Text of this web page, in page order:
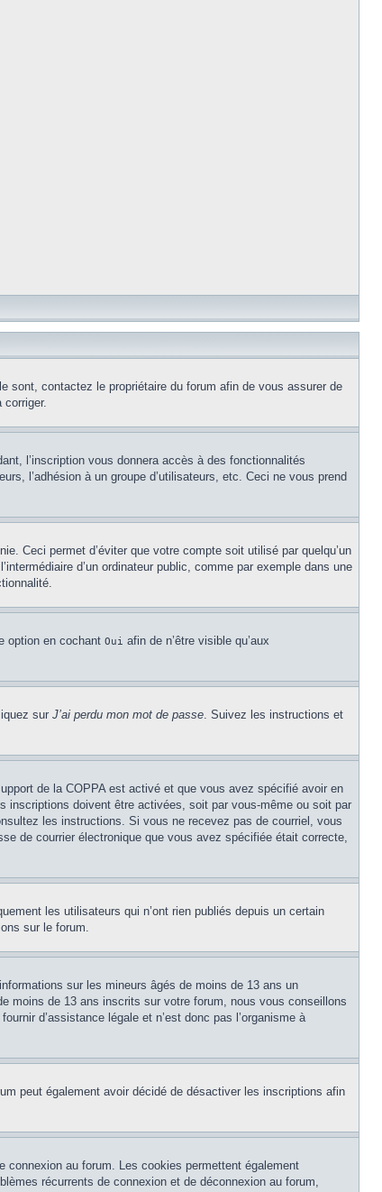
sont, contactez le propriétaire du forum afin de vous assurer de
corriger.
l’inscription vous donnera accès à des fonctionnalités
l’adhésion à un groupe d’utilisateurs, etc. Ceci ne vous prend
Ceci permet d’éviter que votre compte soit utilisé par quelqu’un
d’un ordinateur public, comme par exemple dans une
option en cochant Oui afin de n’être visible qu’aux
sur J’ai perdu mon mot de passe. Suivez les instructions et
de la COPPA est activé et que vous avez spécifié avoir en
inscriptions doivent être activées, soit par vous-même ou soit par
les instructions. Si vous ne recevez pas de courriel, vous
de courrier électronique que vous avez spécifiée était correcte,
les utilisateurs qui n’ont rien publiés depuis un certain
sur le forum.
sur les mineurs âgés de moins de 13 ans un
moins de 13 ans inscrits sur votre forum, nous vous conseillons
d’assistance légale et n’est donc pas l’organisme à
peut également avoir décidé de désactiver les inscriptions afin
connexion au forum. Les cookies permettent également
récurrents de connexion et de déconnexion au forum,